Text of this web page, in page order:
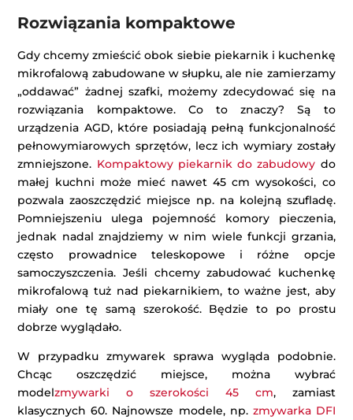
Rozwiązania kompaktowe
Gdy chcemy zmieścić obok siebie piekarnik i kuchenkę
mikrofalową zabudowane w słupku, ale nie zamierzamy
„oddawać” żadnej szafki, możemy zdecydować się na
rozwiązania kompaktowe. Co to znaczy? Są to
urządzenia AGD, które posiadają pełną funkcjonalność
pełnowymiarowych sprzętów, lecz ich wymiary zostały
zmniejszone. Kompaktowy piekarnik do zabudowy do
małej kuchni może mieć nawet 45 cm wysokości, co
pozwala zaoszczędzić miejsce np. na kolejną szufladę.
Pomniejszeniu ulega pojemność komory pieczenia,
jednak nadal znajdziemy w nim wiele funkcji grzania,
często prowadnice teleskopowe i różne opcje
samoczyszczenia. Jeśli chcemy zabudować kuchenkę
mikrofalową tuż nad piekarnikiem, to ważne jest, aby
miały one tę samą szerokość. Będzie to po prostu
dobrze wyglądało.
W przypadku zmywarek sprawa wygląda podobnie.
Chcąc oszczędzić miejsce, można wybrać
modelzmywarki o szerokości 45 cm, zamiast
klasycznych 60. Najnowsze modele, np. zmywarka DFI